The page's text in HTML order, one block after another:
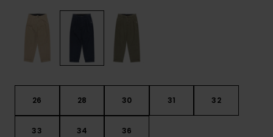
26 28 30 31 32
33 34 36